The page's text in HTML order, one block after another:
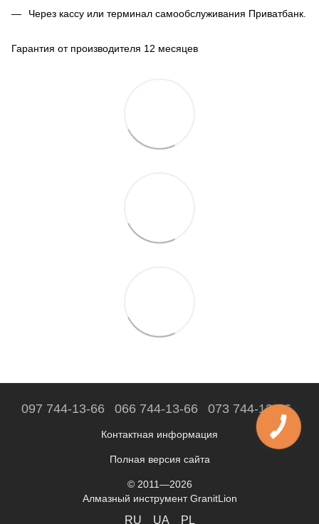
Через кассу или терминал самообслуживания Приватбанк.
Гарантия от производителя 12 месяцев
097 744-13-66 066 744-13-66 073 744-13-66
Контактная информация
Полная версия сайта
© 2011—2026
Алмазный инструмент GranitLion
RU UA PL